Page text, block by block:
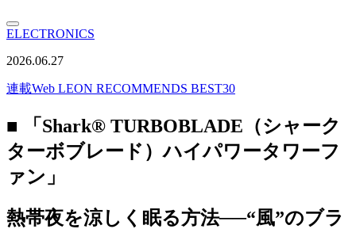
ELECTRONICS
2026.06.27
連載Web LEON RECOMMENDS BEST30
■ 「Shark® TURBOBLADE（シャーク
ターボブレード）ハイパワータワーフ
ァン」
熱帯夜を涼しく眠る方法──“風”のブラ